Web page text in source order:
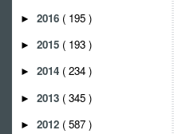
► 2016 ( 195 )
► 2015 ( 193 )
► 2014 ( 234 )
► 2013 ( 345 )
► 2012 ( 587 )